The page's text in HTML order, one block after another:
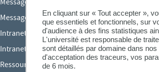
En cliquant sur « Tout accepter »,
que essentiels et fonctionnels, sur
d'audience à des fins statistiques
L'université est responsable de
sont détaillés par domaine dans
d'acceptation des traceurs, vos
de 6 mois.
Messagerie des étudiants
Messagerie des personnels
Intranet Inspé
Intranet UPEC
Ressources audiovisuelles Inspé